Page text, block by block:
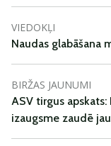
VIEDOKĻI
Naudas glabāšana
BIRŽAS JAUNUMI
ASV tirgus
izaugsme zaudē